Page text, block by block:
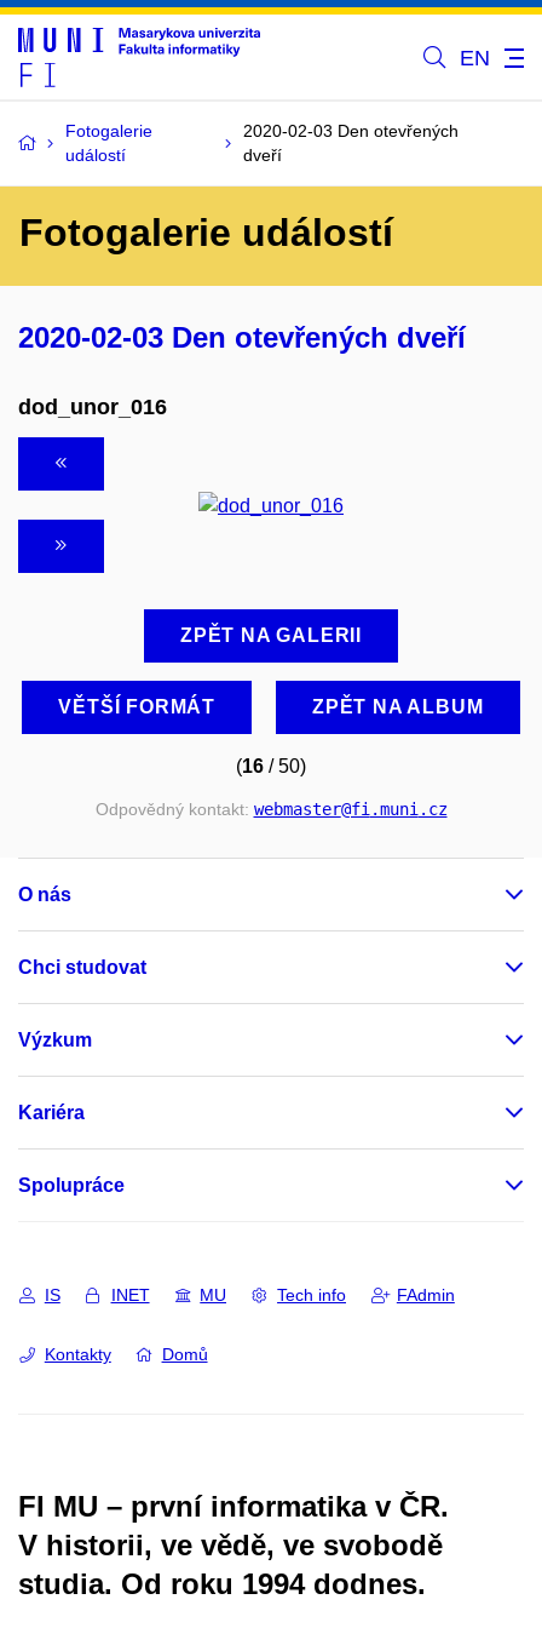
EN
Fotogalerie
událostí
2020-02-03 Den otevřených
dveří
Fotogalerie událostí
2020-02-03 Den otevřených dveří
dod_unor_016
ZPĚT NA GALERII
VĚTŠÍ FORMÁT ZPĚT NA ALBUM
(16 / 50)
Odpovědný kontakt: webmaster@fi.muni.cz
O nás
Chci studovat
Výzkum
Kariéra
Spolupráce
IS INET MU Tech info FAdmin
Kontakty Domů
FI MU – první informatika v ČR.
V historii, ve vědě, ve svobodě
studia. Od roku 1994 dodnes.